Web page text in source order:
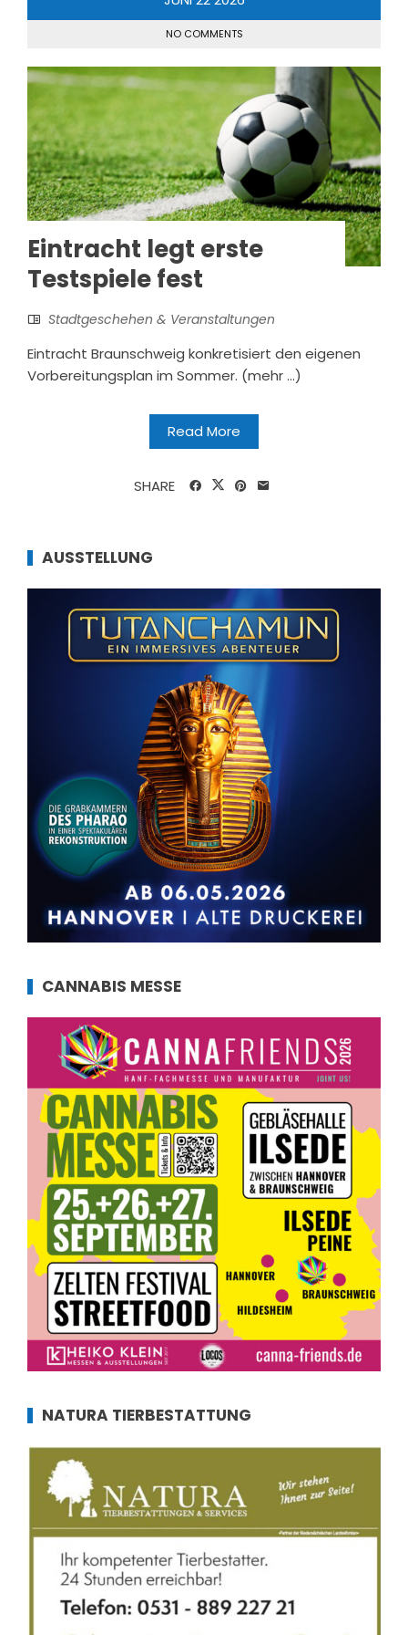
NO COMMENTS
Eintracht legt erste
Testspiele fest
Stadtgeschehen & Veranstaltungen
Eintracht Braunschweig konkretisiert den eigenen
Vorbereitungsplan im Sommer. (mehr …)
Read More
SHARE
AUSSTELLUNG
CANNABIS MESSE
NATURA TIERBESTATTUNG